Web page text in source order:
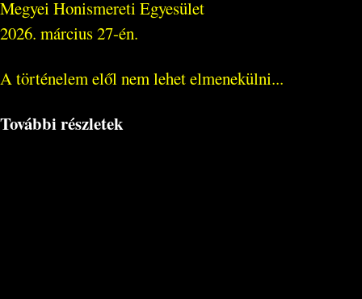
Megyei Honismereti Egyesület
2026. március 27-én.
A történelem elől nem lehet elmenekülni...
További részletek